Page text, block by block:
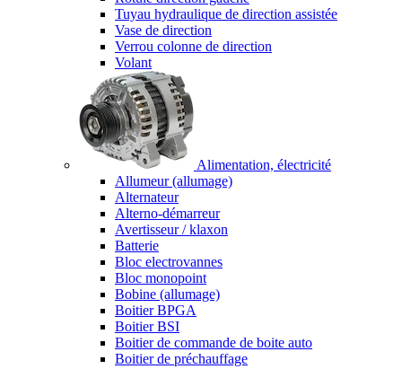
Tuyau hydraulique de direction assistée
Vase de direction
Verrou colonne de direction
Volant
Alimentation, électricité
Allumeur (allumage)
Alternateur
Alterno-démarreur
Avertisseur / klaxon
Batterie
Bloc electrovannes
Bloc monopoint
Bobine (allumage)
Boitier BPGA
Boitier BSI
Boitier de commande de boite auto
Boitier de préchauffage